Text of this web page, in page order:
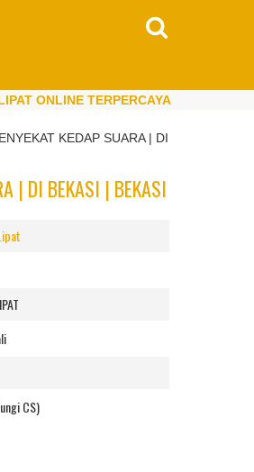
TERPERCAYA
KEDAP SUARA | DI
| DI BEKASI | BEKASI
CS)